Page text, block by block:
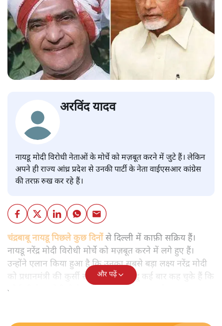
अरविंद यादव
नायडू मोदी विरोधी नेताओं के मोर्चे को मज़बूत करने में जुटे हैं। लेकिन
अपने ही राज्य आंध्र प्रदेश से उनकी पार्टी के नेता वाईएसआर कांग्रेस
की तरफ़ रुख कर रहे हैं।
चंद्रबाबू नायडू पिछले कुछ दिनोंसे दिल्ली में काफ़ी सक्रिय हैं।
नायडू नरेंद्र मोदी विरोधी मोर्चे को मज़बूत करने में लगे हुए हैं।
उन्होंने एलान किया हुआ है कि उनका सबसे बड़ा लक्ष्य नरेंद्र मोदी
को प्रधानमंत्री की कुर्सी से हटाना है। नायडू कई बार कह चुके हैं कि
कोई भी नेता मोदी से बेहतर प्रधानमंत्री हो सकता है।
और पढ़ें